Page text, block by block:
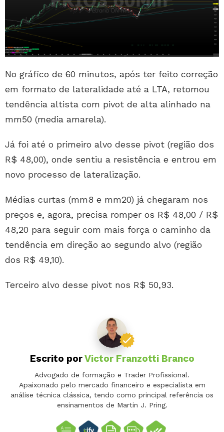
No gráfico de 60 minutos, após ter feito correção
em formato de lateralidade até a LTA, retomou
tendência altista com pivot de alta alinhado na
mm50 (media amarela).
Já foi até o primeiro alvo desse pivot (região dos
R$ 48,00), onde sentiu a resistência e entrou em
novo processo de lateralização.
Médias curtas (mm8 e mm20) já chegaram nos
preços e, agora, precisa romper os R$ 48,00 / R$
48,20 para seguir com mais força o caminho da
tendência em direção ao segundo alvo (região
dos R$ 49,10).
Terceiro alvo desse pivot nos R$ 50,93.
Escrito porVictor Franzotti Branco
Advogado de formação e Trader Profissional.
Apaixonado pelo mercado financeiro e especialista em
análise técnica clássica, tendo como principal referência os
ensinamentos de Martin J. Pring.